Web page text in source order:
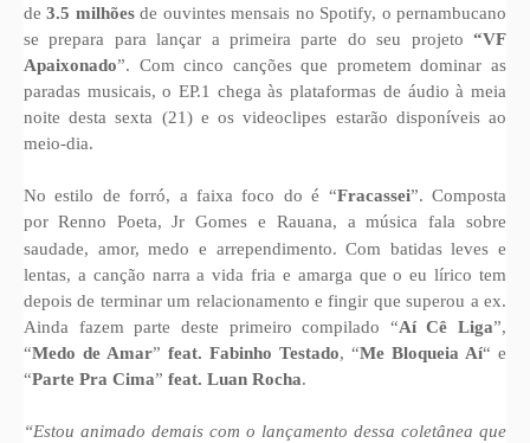
de 3.5 milhões de ouvintes mensais no Spotify, o pernambucano
se prepara para lançar a primeira parte do seu projeto “VF
Apaixonado”. Com cinco canções que prometem dominar as
paradas musicais, o EP.1 chega às plataformas de áudio à meia
noite desta sexta (21) e os videoclipes estarão disponíveis ao
meio-dia.
No estilo de forró, a faixa foco do é “Fracassei”. Composta
por Renno Poeta, Jr Gomes e Rauana, a música fala sobre
saudade, amor, medo e arrependimento. Com batidas leves e
lentas, a canção narra a vida fria e amarga que o eu lírico tem
depois de terminar um relacionamento e fingir que superou a ex.
Ainda fazem parte deste primeiro compilado “Aí Cê Liga”,
“Medo de Amar” feat. Fabinho Testado, “Me Bloqueia Aí“ e
“Parte Pra Cima” feat. Luan Rocha.
“Estou animado demais com o lançamento dessa coletânea que